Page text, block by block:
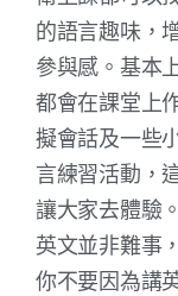
的語言趣味，
參與感。基本
都會在課堂上
擬會話及一些
言練習活動，
讓大家去體驗
英文並非難事
你不要因為講